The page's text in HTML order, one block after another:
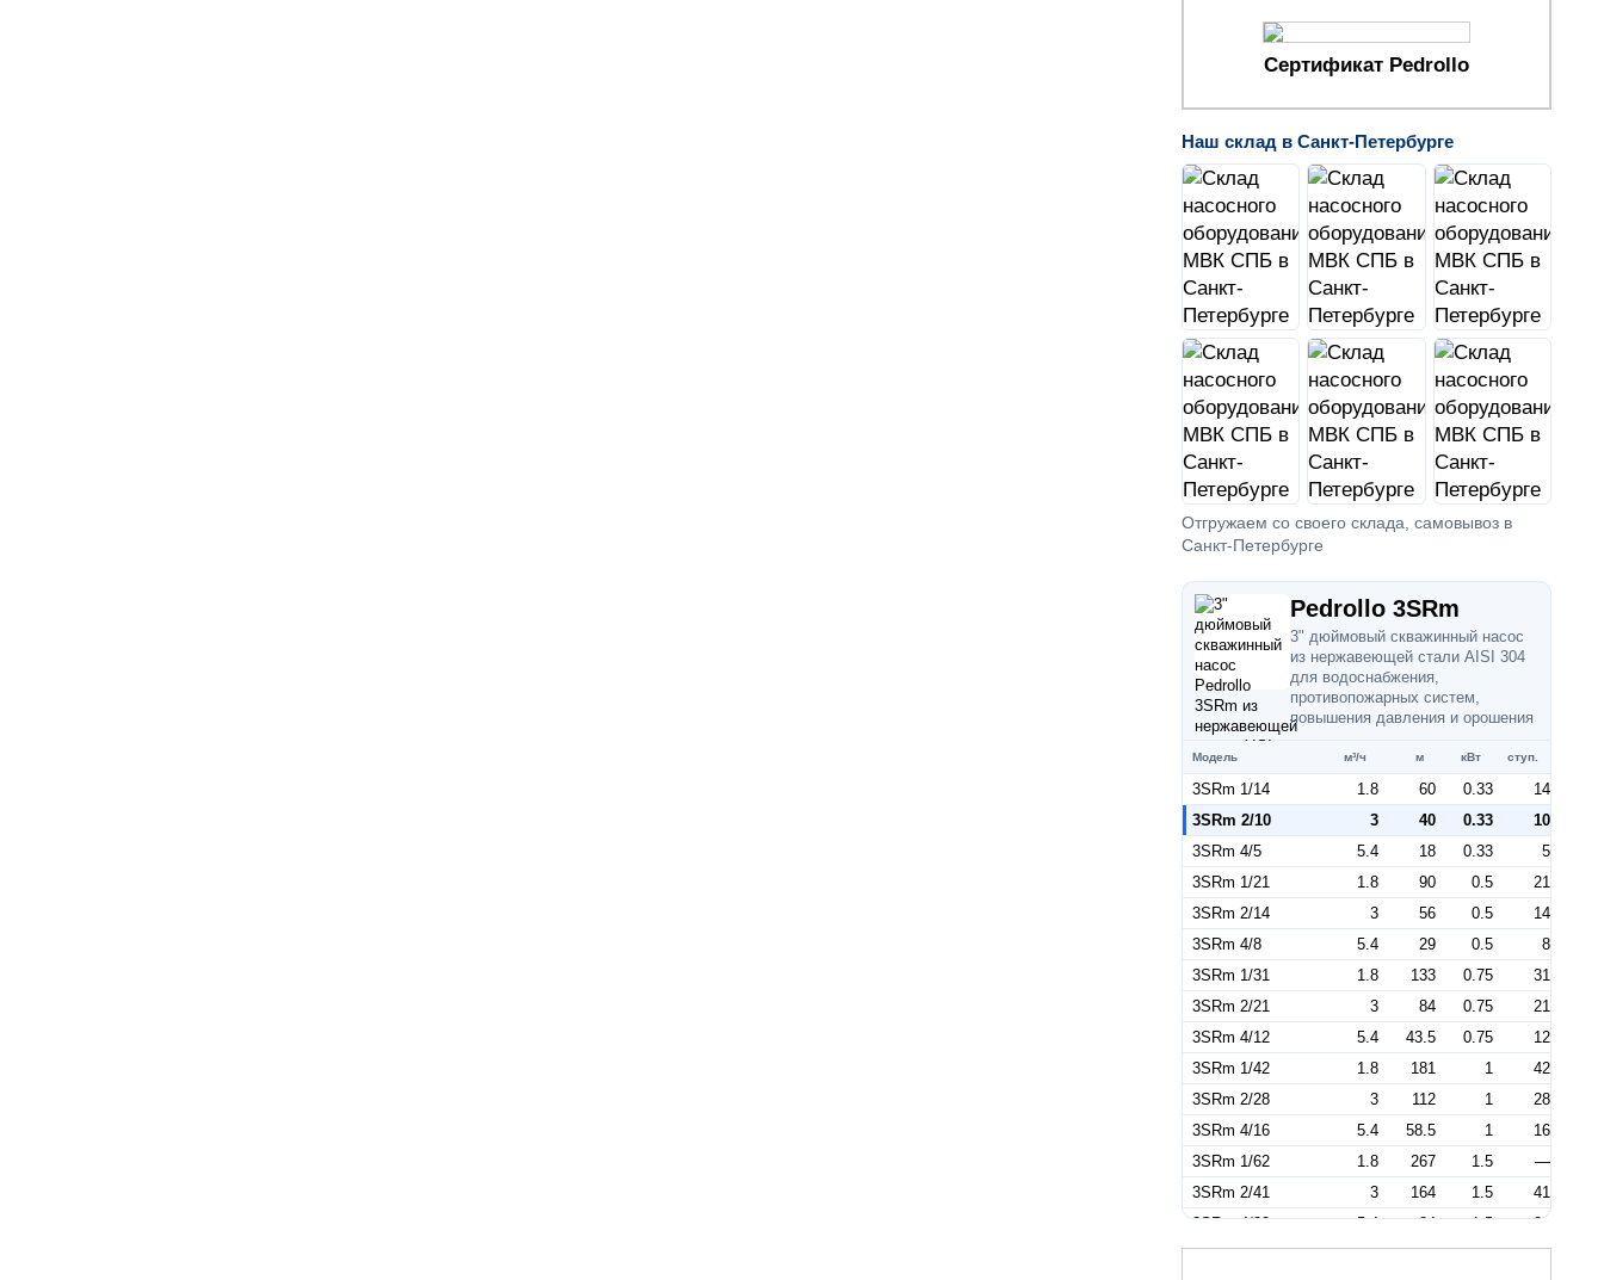
Сертификат Pedrollo
Наш склад в Санкт-Петербурге
Отгружаем со своего склада, самовывоз в
Санкт-Петербурге
Pedrollo 3SRm
3" дюймовый скважинный насос
из нержавеющей стали AISI 304
для водоснабжения,
противопожарных систем,
повышения давления и орошения
Модель м³/ч м кВт ступ.
3SRm 1/14 1.8 60 0.33
14
3SRm 2/10
3 40 0.33
10
3SRm 4/5
5.4 18 0.33
5
3SRm 1/21
1.8 90 0.5
21
3SRm 2/14
3 56 0.5
14
3SRm 4/8
5.4 29 0.5
8
3SRm 1/31
1.8 133 0.75
31
3SRm 2/21
3 84 0.75
21
3SRm 4/12
5.4 43.5 0.75
12
3SRm 1/42
1.8 181 1
42
3SRm 2/28
3 112 1
28
3SRm 4/16
5.4 58.5 1
16
3SRm 1/62
1.8 267 1.5
—
3SRm 2/41
3 164 1.5
41
3SRm 4/23
5.4 84 1.5
23
3SRm 2/15
3 60 —
15